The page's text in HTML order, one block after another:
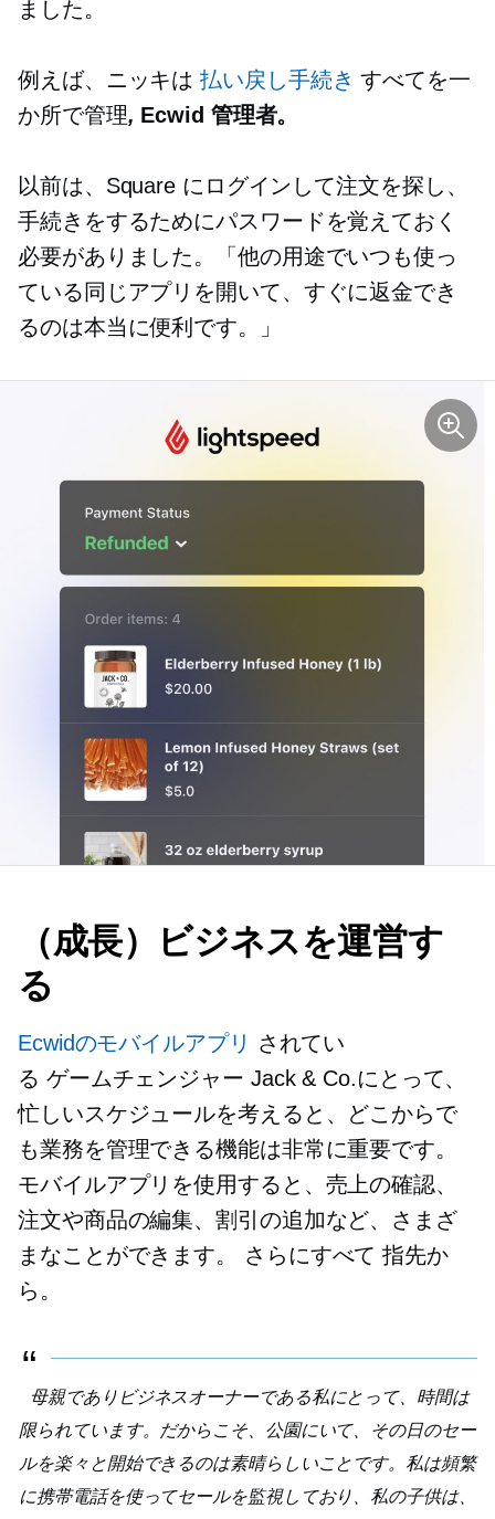
ました。
例えば、ニッキは払い戻し手続き すべてを一
か所で管理, Ecwid 管理者。
以前は、Square にログインして注文を探し、
手続きをするためにパスワードを覚えておく
必要がありました。「他の用途でいつも使っ
ている同じアプリを開いて、すぐに返金でき
るのは本当に便利です。」
（成長）ビジネスを運営す
る
Ecwidのモバイルアプリ されてい
る ゲームチェンジャー Jack & Co.にとって、
忙しいスケジュールを考えると、どこからで
も業務を管理できる機能は非常に重要です。
モバイルアプリを使用すると、売上の確認、
注文や商品の編集、割引の追加など、さまざ
まなことができます。 さらにすべて 指先か
ら。
母親でありビジネスオーナーである私にとって、時間は
限られています。だからこそ、公園にいて、その日のセー
ルを楽々と開始できるのは素晴らしいことです。私は頻繁
に携帯電話を使ってセールを監視しており、私の子供は、